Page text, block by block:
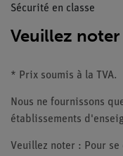
Sécurité en classe
Veuillez noter
* Prix soumis à la TVA.
Nous ne fournissons
établissements
Veuillez noter : Pour